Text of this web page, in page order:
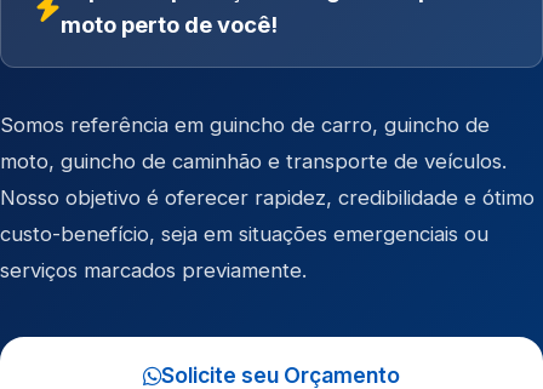
moto perto de você!
Somos referência em guincho de carro, guincho de
moto, guincho de caminhão e transporte de veículos.
Nosso objetivo é oferecer rapidez, credibilidade e ótimo
custo-benefício, seja em situações emergenciais ou
serviços marcados previamente.
Solicite seu Orçamento